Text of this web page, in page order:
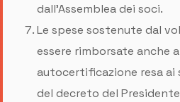
dall'Assemblea dei soci.
Le spese sostenute dal
essere rimborsate anche
autocertificazione resa ai
del decreto del